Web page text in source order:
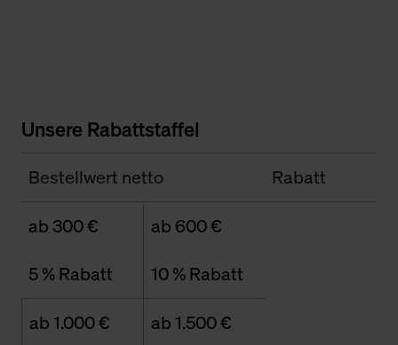
Unsere Rabattstaffel
Bestellwert netto Rabatt
ab 300 €
5 % Rabatt
ab 600 €
10 % Rabatt
ab 1.000 €
ab 1.500 €